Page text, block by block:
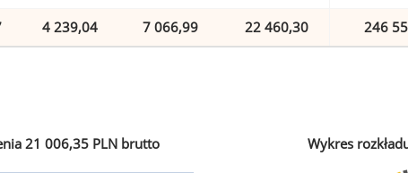
4 239,04 7 066,99 22 460,30 246
21 006,35 PLN brutto Wykres